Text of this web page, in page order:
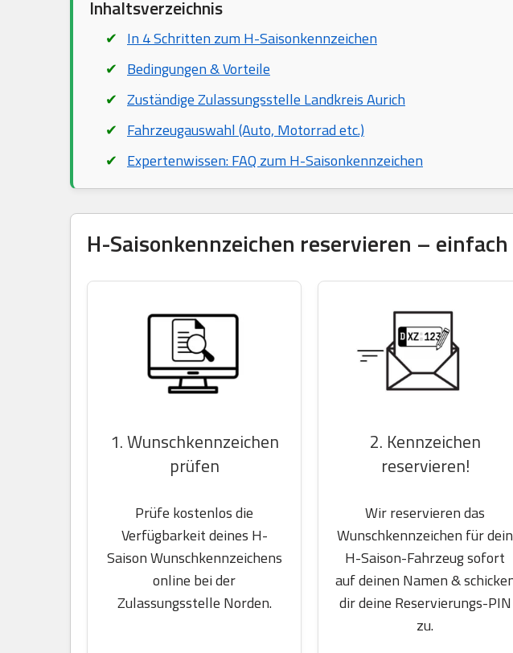
Inhaltsverzeichnis
In 4 Schritten zum H-Saisonkennzeichen
Bedingungen & Vorteile
Zuständige Zulassungsstelle Landkreis Aurich
Fahrzeugauswahl (Auto, Motorrad etc.)
Expertenwissen: FAQ zum H-Saisonkennzeichen
H-Saisonkennzeichen reservieren –
1. Wunschkennzeichen
prüfen
Prüfe kostenlos die
Verfügbarkeit deines H-
Saison Wunschkennzeichens
online bei der
Zulassungsstelle Norden.
2. Kennzeichen
reservieren!
Wir reservieren das
Wunschkennzeichen für dein
H-Saison-Fahrzeug sofort
auf deinen Namen &
dir deine Reservierungs-PIN
zu.